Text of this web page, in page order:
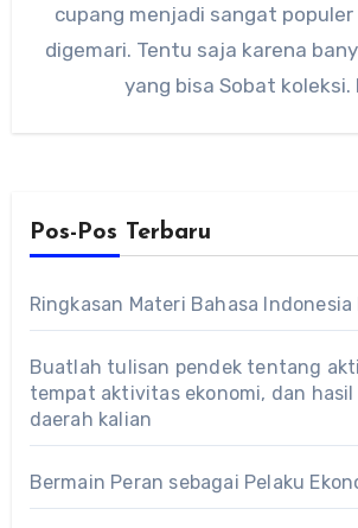
cupang menjadi sangat populer
digemari. Tentu saja karena
yang bisa Sobat koleksi.
Pos-Pos Terbaru
Ringkasan Materi Bahasa Indonesia
Buatlah tulisan pendek tentang
tempat aktivitas ekonomi, dan hasil
daerah kalian
Bermain Peran sebagai Pelaku